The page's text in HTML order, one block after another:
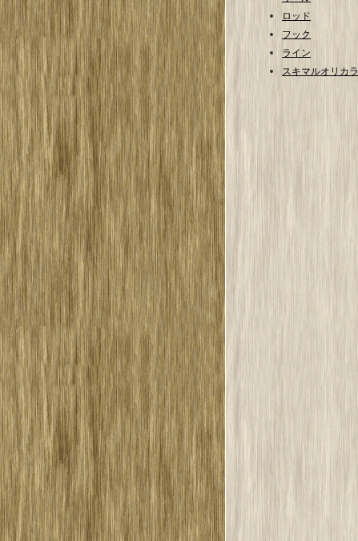
ロッド
フック
ライン
スキマルオリカラ